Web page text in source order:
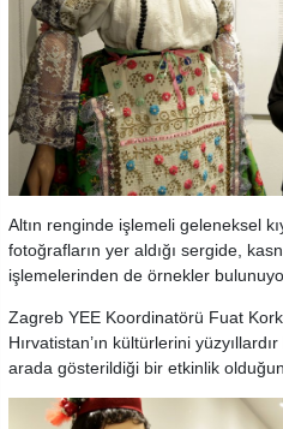
Altın renginde işlemeli geleneksel
fotoğrafların yer aldığı sergide,
işlemelerinden de örnekler
Zagreb YEE Koordinatörü Fuat
Hırvatistan’ın kültürlerini
arada gösterildiği bir etkinlik